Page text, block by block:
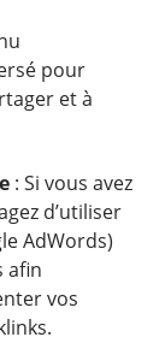
pour
et à
: Si vous avez
d’utiliser
AdWords)
afin
vos